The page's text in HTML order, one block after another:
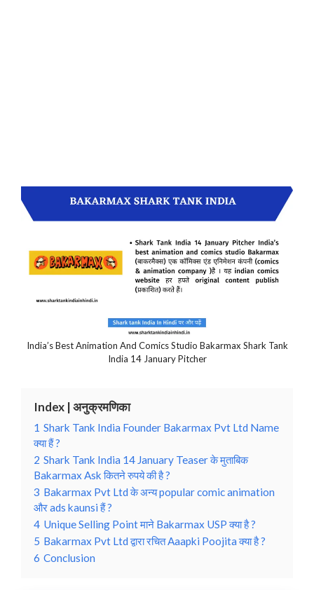
India’s Best Animation And Comics Studio Bakarmax Shark Tank
India 14 January Pitcher
Index | अनुक्रमणिका
1 Shark Tank India Founder Bakarmax Pvt Ltd Name
क्या हैं ?
2 Shark Tank India 14 January Teaser के मुताबिक
Bakarmax Ask कितने रुपये की है ?
3 Bakarmax Pvt Ltd के अन्य popular comic animation
और ads kaunsi हैं ?
4 Unique Selling Point माने Bakarmax USP क्या है ?
5 Bakarmax Pvt Ltd द्वारा रचित Aaapki Poojita क्या है ?
6 Conclusion